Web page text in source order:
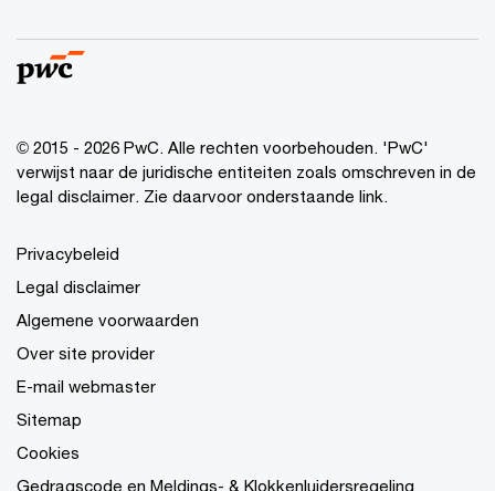
© 2015 - 2026 PwC. Alle rechten voorbehouden. 'PwC'
verwijst naar de juridische entiteiten zoals omschreven in de
legal disclaimer. Zie daarvoor onderstaande link.
Privacybeleid
Legal disclaimer
Algemene voorwaarden
Over site provider
E-mail webmaster
Sitemap
Cookies
Gedragscode en Meldings- & Klokkenluidersregeling